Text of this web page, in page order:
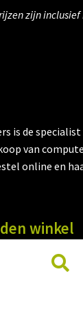
zijn inclusief
is de
van
online en
winkel